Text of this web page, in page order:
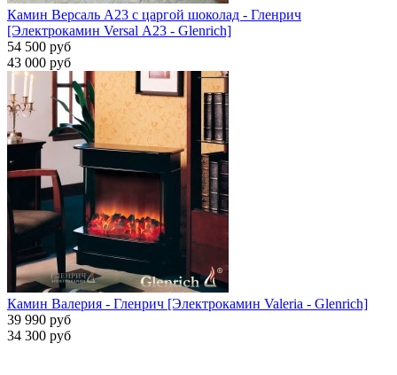
Камин Версаль A23 с царгой шоколад - Гленрич
[Электрокамин Versal А23 - Glenrich]
54 500 руб
43 000 руб
Камин Валерия - Гленрич [Электрокамин Valeria - Glenrich]
39 990 руб
34 300 руб